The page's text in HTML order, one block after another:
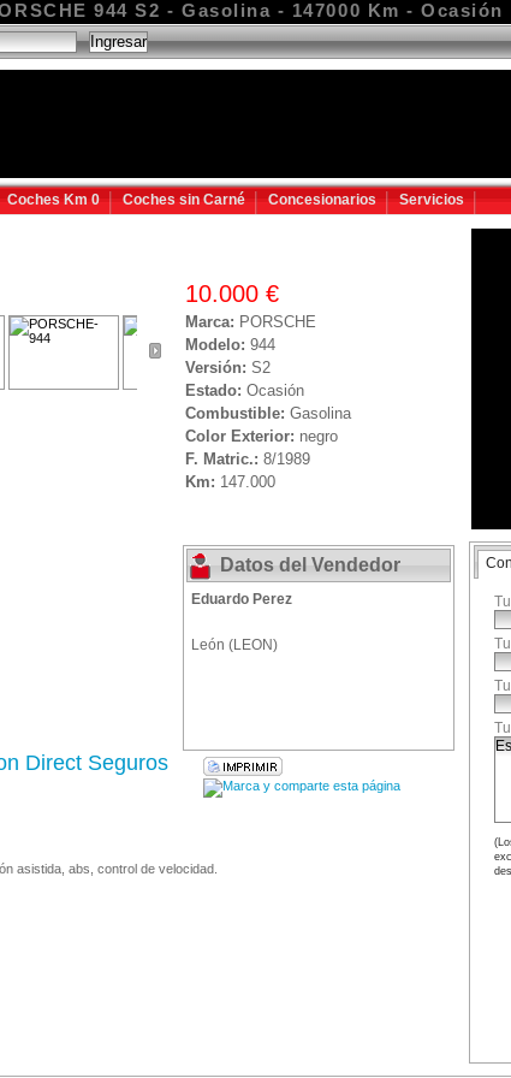
944 S2 - Gasolina - 147000 Km - Ocasión
Coches Km 0 Coches sin Carné Concesionarios Servicios
10.000 €
Marca: PORSCHE
Modelo: 944
Versión: S2
Estado: Ocasión
Combustible: Gasolina
Color Exterior: negro
F. Matric.: 8/1989
Km: 147.000
Datos del Vendedor
Eduardo Perez
León (LEON)
Direct Seguros
asistida, abs, control de velocidad.